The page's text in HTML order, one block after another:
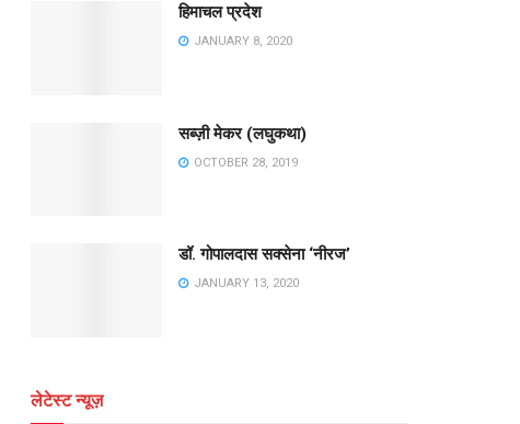
हिमाचल प्रदेश
JANUARY 8, 2020
सब्ज़ी मेकर (लघुकथा)
OCTOBER 28, 2019
डॉ. गोपालदास सक्सेना ‘नीरज’
JANUARY 13, 2020
लेटेस्ट न्यूज़